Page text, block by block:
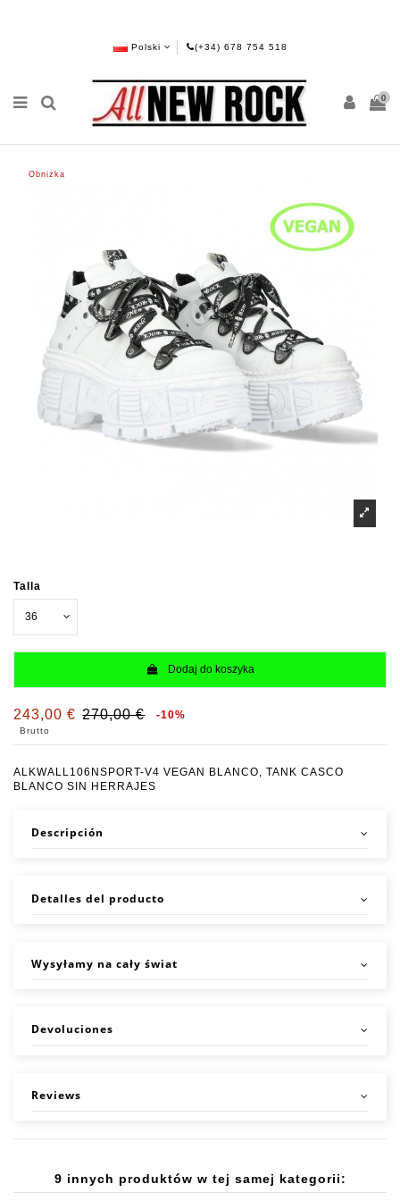
Polski (+34) 678 754 518
0
Obniżka
Talla
Dodaj do koszyka
243,00 € 270,00 € -10%
Brutto
ALKWALL106NSPORT-V4 VEGAN BLANCO, TANK CASCO
BLANCO SIN HERRAJES
Descripción
Detalles del producto
Wysyłamy na cały świat
Devoluciones
Reviews
9 innych produktów w tej samej kategorii: